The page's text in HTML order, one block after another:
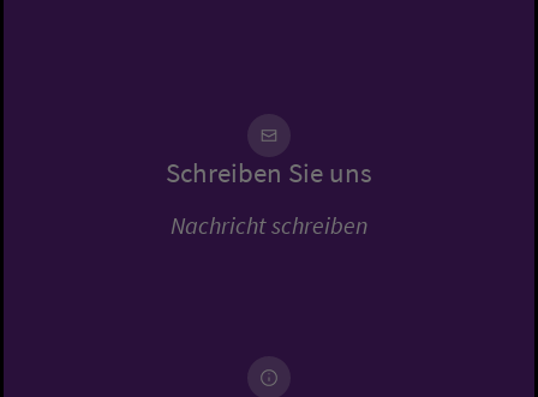
Schreiben Sie uns
Nachricht schreiben